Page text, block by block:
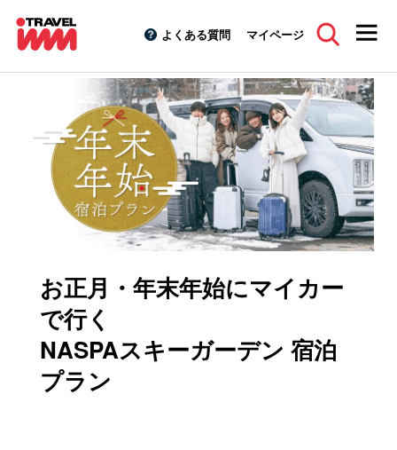
よくある質問
マイページ
スキーツアーTOP
お正月・年末年始ス
お正月・年末年始にマイカー
で行く
NASPAスキーガーデン 宿泊
プラン